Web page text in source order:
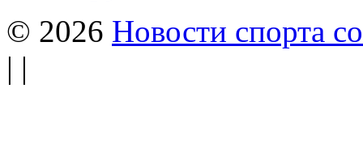
© 2026 Новости спорта
| |